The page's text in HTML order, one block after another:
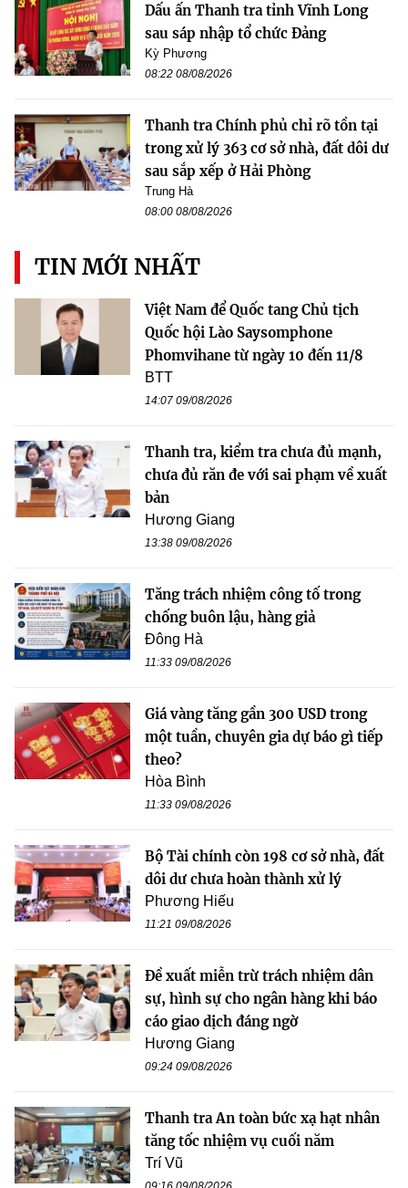
Dấu ấn Thanh tra tỉnh Vĩnh Long
sau sáp nhập tổ chức Đảng
Kỳ Phương
08:22 08/08/2026
Thanh tra Chính phủ chỉ rõ tồn tại
trong xử lý 363 cơ sở nhà, đất dôi dư
sau sắp xếp ở Hải Phòng
Trung Hà
08:00 08/08/2026
TIN MỚI NHẤT
Việt Nam để Quốc tang Chủ tịch
Quốc hội Lào Saysomphone
Phomvihane từ ngày 10 đến 11/8
BTT
14:07 09/08/2026
Thanh tra, kiểm tra chưa đủ mạnh,
chưa đủ răn đe với sai phạm về xuất
bản
Hương Giang
13:38 09/08/2026
Tăng trách nhiệm công tố trong
chống buôn lậu, hàng giả
Đông Hà
11:33 09/08/2026
Giá vàng tăng gần 300 USD trong
một tuần, chuyên gia dự báo gì tiếp
theo?
Hòa Bình
11:33 09/08/2026
Bộ Tài chính còn 198 cơ sở nhà, đất
dôi dư chưa hoàn thành xử lý
Phương Hiếu
11:21 09/08/2026
Đề xuất miễn trừ trách nhiệm dân
sự, hình sự cho ngân hàng khi báo
cáo giao dịch đáng ngờ
Hương Giang
09:24 09/08/2026
Thanh tra An toàn bức xạ hạt nhân
tăng tốc nhiệm vụ cuối năm
Trí Vũ